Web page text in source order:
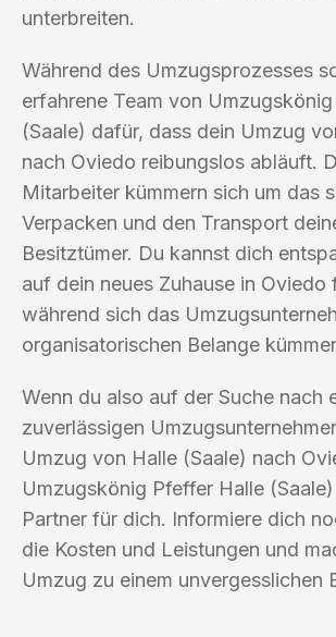
unterbreiten.
Während des Umzugsprozesses
erfahrene Team von
(Saale) dafür, dass dein Umzug
nach Oviedo reibungslos abläuft.
Mitarbeiter kümmern sich um das
Verpacken und den Transport
Besitztümer. Du kannst dich
auf dein neues Zuhause in Oviedo
während sich das
organisatorischen Belange
Wenn du also auf der Suche nach
zuverlässigen
Umzug von Halle (Saale) nach
Umzugskönig Pfeffer Halle
Partner für dich. Informiere dich
die Kosten und Leistungen und
Umzug zu einem unvergesslichen